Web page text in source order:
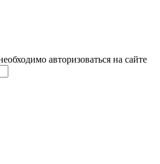
авторизоваться на сайте